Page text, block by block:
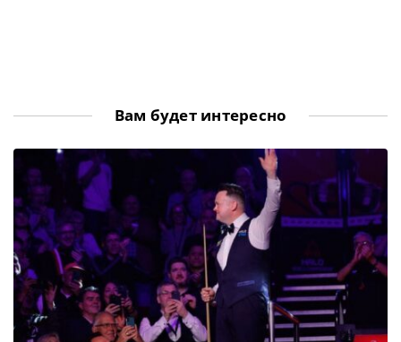
Вам будет интересно